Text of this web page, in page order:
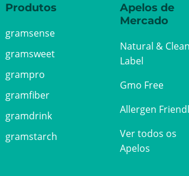
Produtos
gramsense
gramsweet
grampro
gramfiber
gramdrink
gramstarch
Apelos de
Mercado
Natural &
Label
Gmo Free
Allergen
Ver todos os
Apelos